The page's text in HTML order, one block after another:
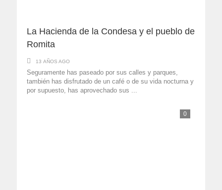
La Hacienda de la Condesa y el pueblo de
Romita
13 AÑOS AGO
Seguramente has paseado por sus calles y parques,
también has disfrutado de un café o de su vida nocturna y
por supuesto, has aprovechado sus ...
0